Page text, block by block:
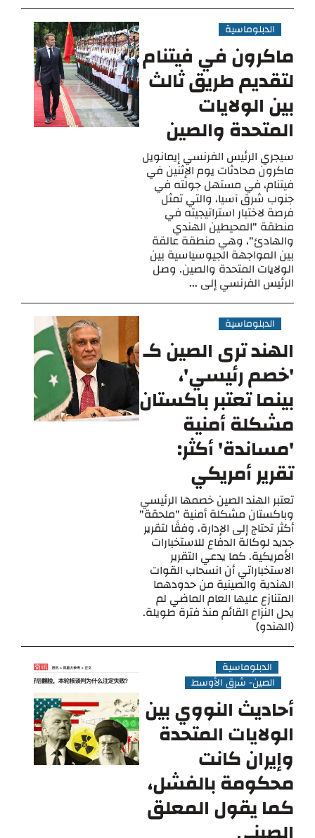
الدبلوماسية
ماكرون في فيتنام
لتقديم طريق ثالث
بين الولايات
المتحدة والصين
سيجري الرئيس الفرنسي إيمانويل
ماكرون محادثات يوم الإثنين في
فيتنام، في مستهل جولته في
جنوب شرق آسيا، والتي تمثل
فرصة لاختبار استراتيجيته في
منطقة "المحيطين الهندي
والهادئ"، وهي منطقة عالقة
بين المواجهة الجيوسياسية بين
الولايات المتحدة والصين. وصل
الرئيس الفرنسي إلى ...
الدبلوماسية
الهند ترى الصين كـ
'خصم رئيسي'،
بينما تعتبر باكستان
مشكلة أمنية
'مساندة' أكثر:
تقرير أمريكي
تعتبر الهند الصين خصمها الرئيسي
وباكستان مشكلة أمنية "ملحقة"
أكثر تحتاج إلى الإدارة، وفقًا لتقرير
جديد لوكالة الدفاع للاستخبارات
الأمريكية. كما يدعي التقرير
الاستخباراتي أن انسحاب القوات
الهندية والصينية من حدودهما
المتنازع عليها العام الماضي لم
يحل النزاع القائم منذ فترة طويلة.
(الهندو)
الدبلوماسية
الصين- شرق الأوسط
أحاديث النووي بين
الولايات المتحدة
وإيران كانت
محكومة بالفشل،
كما يقول المعلق